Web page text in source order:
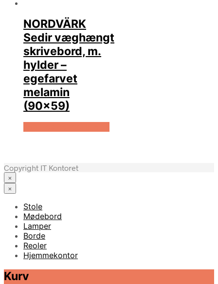
NORDVÄRK
Sedir væghængt
skrivebord, m.
hylder –
egefarvet
melamin
(90×59)
Copyright IT Kontoret
×
×
Stole
Mødebord
Lamper
Borde
Reoler
Hjemmekontor
Kurv